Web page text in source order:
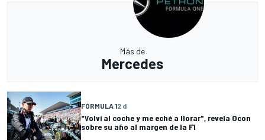
Más de
Mercedes
FÓRMULA 12 d
"Volví al coche y me eché a llorar", revela Ocon
sobre su año al margen de la F1